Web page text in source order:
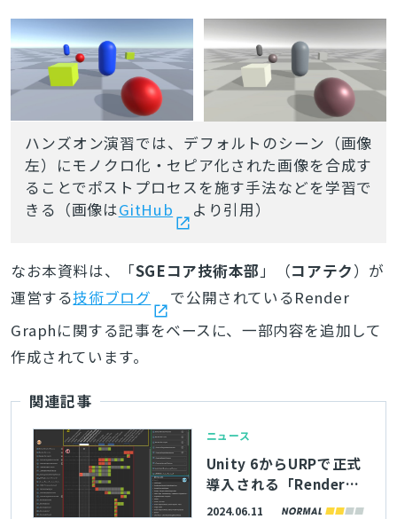
ハンズオン演習では、デフォルトのシーン（画像
左）にモノクロ化・セピア化された画像を合成す
ることでポストプロセスを施す手法などを学習で
きる（画像はGitHub より引用）
なお本資料は、「SGEコア技術本部 」（コアテク）が
運営する技術ブログ
で公開されているRender
Graphに関する記事をベースに、一部内容を追加して
作成されています。
関連記事
ニュース
Unity 6からURPで正式
導入される「RenderGr
aph」、サイバーエー
2024.06.11